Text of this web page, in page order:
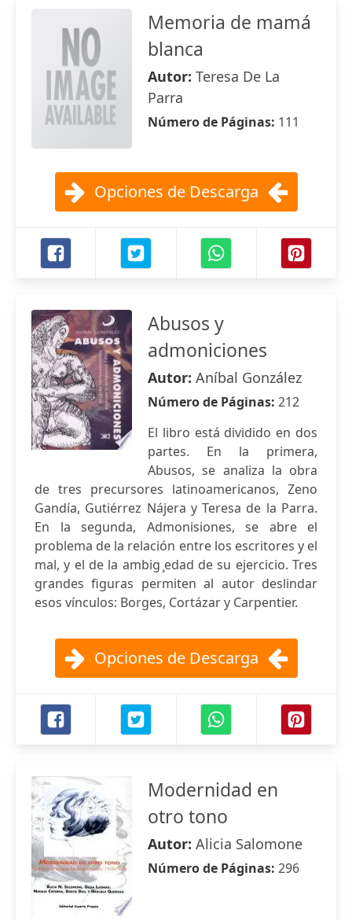
Memoria de mamá
blanca
Autor: Teresa De La
Parra
Número de Páginas: 111
Opciones de Descarga
Abusos y
admoniciones
Autor: Aníbal González
Número de Páginas: 212
El libro está dividido en dos
partes. En la primera,
Abusos, se analiza la obra
de tres precursores latinoamericanos, Zeno
Gandía, Gutiérrez Nájera y Teresa de la Parra.
En la segunda, Admonisiones, se abre el
problema de la relación entre los escritores y el
mal, y el de la ambig ̧edad de su ejercicio. Tres
grandes figuras permiten al autor deslindar
esos vínculos: Borges, Cortázar y Carpentier.
Opciones de Descarga
Modernidad en
otro tono
Autor: Alicia Salomone
Número de Páginas: 296